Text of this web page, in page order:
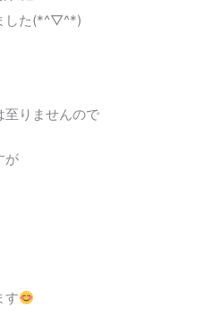
した(*^▽^*)
至りませんので
が
す